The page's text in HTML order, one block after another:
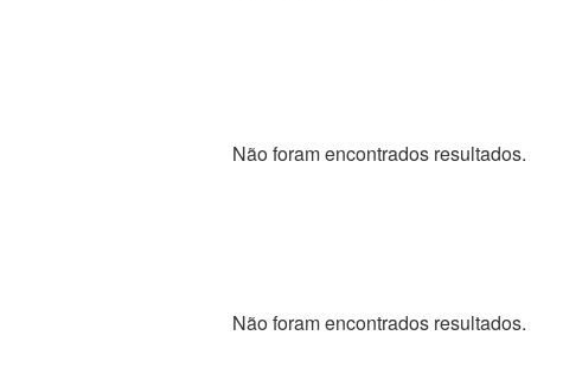
Não foram encontrados resultados.
Não foram encontrados resultados.